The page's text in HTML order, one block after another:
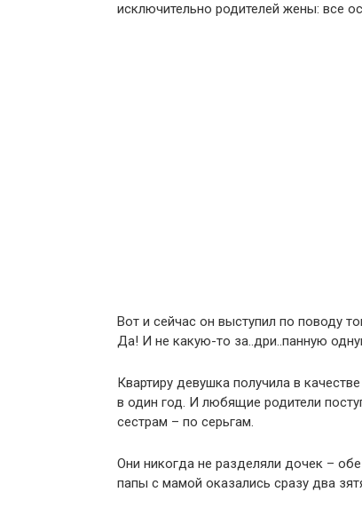
исключительно родителей жены: все
Вот и сейчас он выступил по поводу
Да! И не какую-то за..дри..панную
Квартиру девушка получила в
в один год. И любящие родители
сестрам – по серьгам.
Они никогда не разделяли дочек –
папы с мамой оказались сразу два